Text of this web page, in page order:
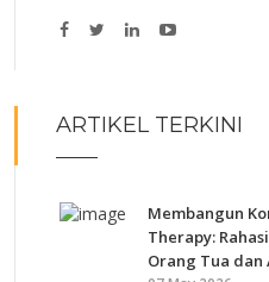
ARTIKEL TERKINI
Membangun
Therapy:
Orang Tua dan